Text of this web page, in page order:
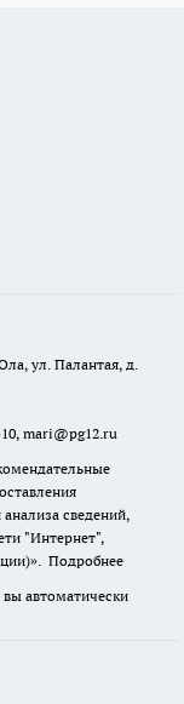
ул. Палантая, д.
mari@pg12.ru
сведений,
"Интернет",
Подробнее
автоматически